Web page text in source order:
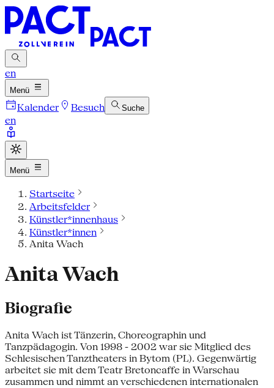
en
Menü
Kalender Besuch Suche
en
Menü
Startseite
Arbeitsfelder
Künstler*innenhaus
Künstler*innen
Anita Wach
Anita Wach
Biografie
Anita Wach ist Tänzerin, Choreographin und
Tanzpädagogin. Von 1998 - 2002 war sie Mitglied des
Schlesischen Tanztheaters in Bytom (PL). Gegenwärtig
arbeitet sie mit dem Teatr Bretoncaffe in Warschau
zusammen und nimmt an verschiedenen internationalen